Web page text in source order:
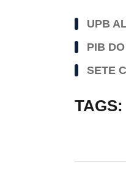
UPB
PIB
SETE
TAGS: